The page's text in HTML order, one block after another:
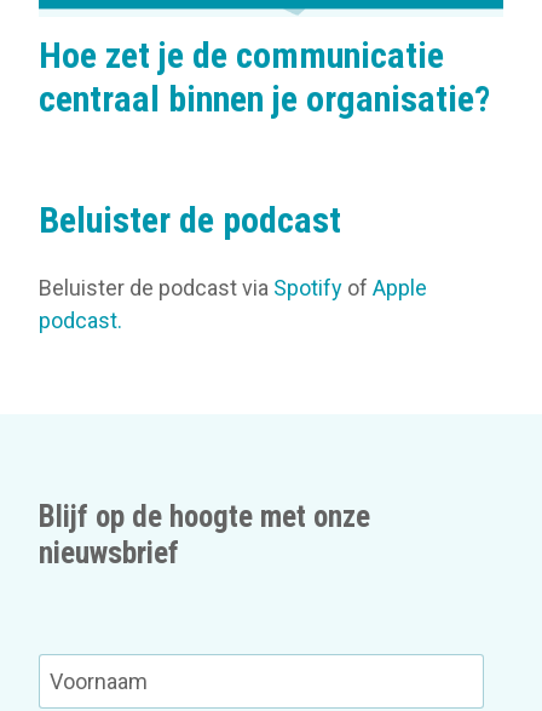
Hoe zet je de communicatie
centraal binnen je organisatie?
Beluister de podcast
Beluister de podcast via Spotify of Apple
podcast.
Blijf op de hoogte met onze
nieuwsbrief